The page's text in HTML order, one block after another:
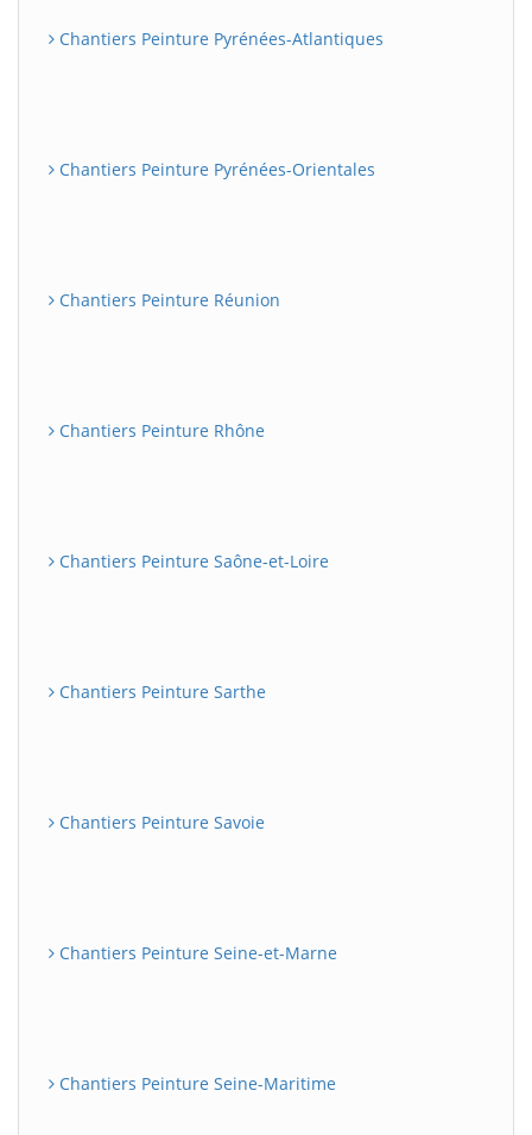
Chantiers Peinture Pyrénées-Atlantiques
Chantiers Peinture Pyrénées-Orientales
Chantiers Peinture Réunion
Chantiers Peinture Rhône
Chantiers Peinture Saône-et-Loire
Chantiers Peinture Sarthe
Chantiers Peinture Savoie
Chantiers Peinture Seine-et-Marne
Chantiers Peinture Seine-Maritime